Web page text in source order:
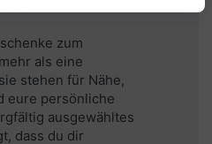
zum
als eine
stehen für Nähe,
eure persönliche
ausgewähltes
dass du dir